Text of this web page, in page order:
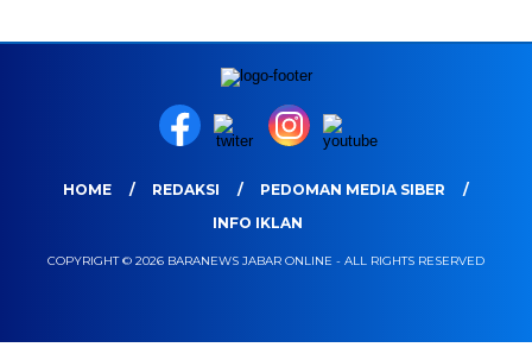
HOME REDAKSI
PEDOMAN MEDIA SIBER
INFO IKLAN
COPYRIGHT © 2026 BARANEWS JABAR ONLINE - ALL RIGHTS RESERVED